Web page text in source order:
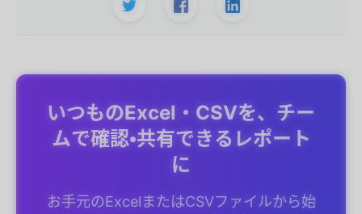
いつものExcel・CSVを、チー
ムで確認・共有できるレポート
に
お手元のExcelまたはCSVファイルから始